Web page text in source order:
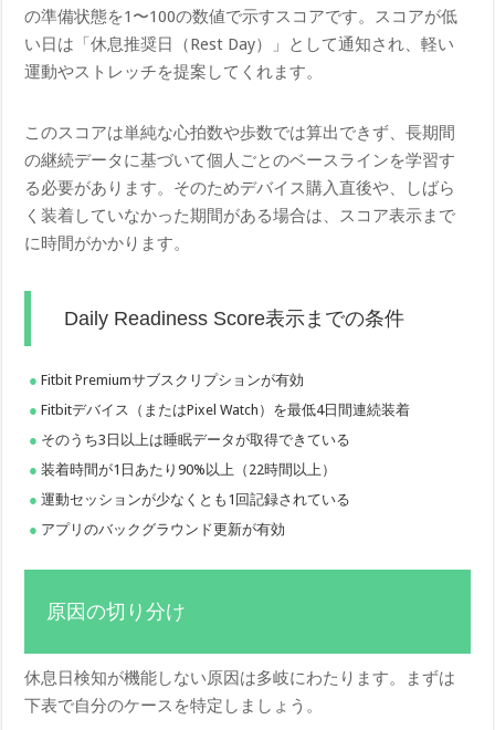
の準備状態を1〜100の数値で示すスコアです。スコアが低
い日は「休息推奨日（Rest Day）」として通知され、軽い
運動やストレッチを提案してくれます。
このスコアは単純な心拍数や歩数では算出できず、長期間
の継続データに基づいて個人ごとのベースラインを学習す
る必要があります。そのためデバイス購入直後や、しばら
く装着していなかった期間がある場合は、スコア表示まで
に時間がかかります。
Daily Readiness Score表示までの条件
Fitbit Premiumサブスクリプションが有効
Fitbitデバイス（またはPixel Watch）を最低4日間連続装着
そのうち3日以上は睡眠データが取得できている
装着時間が1日あたり90%以上（22時間以上）
運動セッションが少なくとも1回記録されている
アプリのバックグラウンド更新が有効
原因の切り分け
休息日検知が機能しない原因は多岐にわたります。まずは
下表で自分のケースを特定しましょう。